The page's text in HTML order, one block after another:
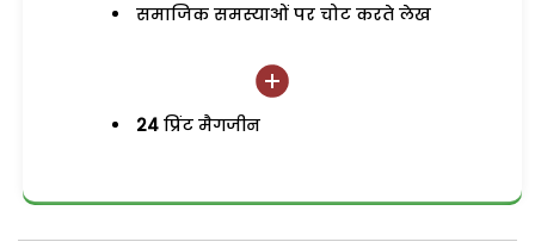
समाजिक समस्याओं पर चोट करते लेख
24 प्रिंट मैगजीन